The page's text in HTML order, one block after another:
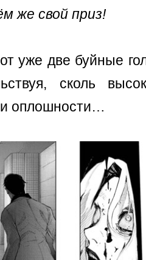
же свой приз!
уже две буйные
сколь
оплошности…